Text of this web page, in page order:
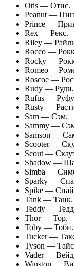
Otis — Отис.
Peanut —
Prince —
Rex — Рекс.
Riley —
Rocco —
Rocky —
Romeo
Roscoe —
Rudy — Руди.
Rufus —
Rusty —
Sam — Сэм.
Sammy —
Samson —
Scooter —
Scout —
Shadow —
Simba —
Sparky —
Spike —
Tank — Танк.
Teddy —
Thor — Тор.
Toby — Тоби.
Tucker —
Tyson —
Vader —
Winston —